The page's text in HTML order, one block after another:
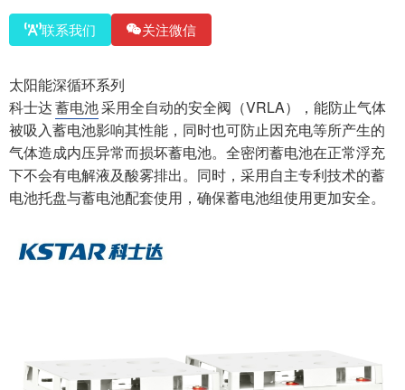
联系我们 关注微信
太阳能深循环系列
科士达蓄电池采用全自动的安全阀（VRLA），能防止气体
被吸入蓄电池影响其性能，同时也可防止因充电等所产生的
气体造成内压异常而损坏蓄电池。全密闭蓄电池在正常浮充
下不会有电解液及酸雾排出。同时，采用自主专利技术的蓄
电池托盘与蓄电池配套使用，确保蓄电池组使用更加安全。